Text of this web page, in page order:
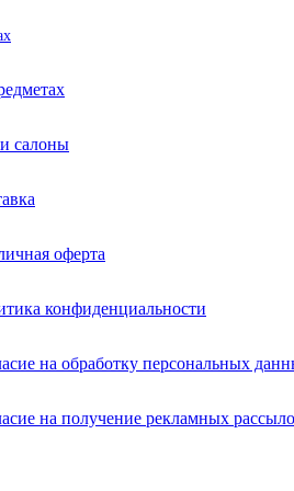
салоны
оферта
конфиденциальности
на обработку персональных
на получение рекламных